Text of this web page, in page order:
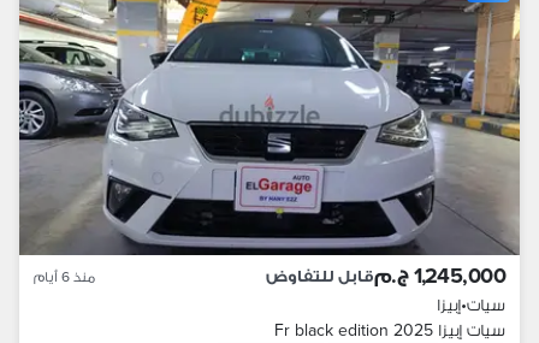
1,245,000 ج.م قابل للتفاوض منذ 6 أيام
سيات•إبيزا
سيات إبيزا 2025 Fr black edition